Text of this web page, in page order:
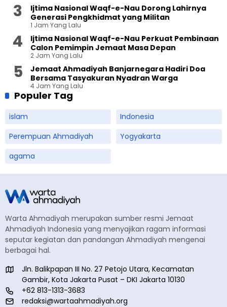
Ijtima Nasional Waqf-e-Nau Dorong Lahirnya
Generasi Pengkhidmat yang Militan
1 Jam Yang Lalu
Ijtima Nasional Waqf-e-Nau Perkuat Pembinaan
Calon Pemimpin Jemaat Masa Depan
2 Jam Yang Lalu
Jemaat Ahmadiyah Banjarnegara Hadiri Doa
Bersama Tasyakuran Nyadran Warga
4 Jam Yang Lalu
Populer Tag
islam
Indonesia
Perempuan Ahmadiyah
Yogyakarta
agama
Warta Ahmadiyah merupakan sumber resmi Jemaat
Ahmadiyah Indonesia yang menyajikan ragam informasi
seputar kegiatan dan pandangan Ahmadiyah mengenai
berbagai hal.
Jln. Balikpapan III No. 27 Petojo Utara, Kecamatan
Gambir, Kota Jakarta Pusat – DKI Jakarta 10130
+62 813-1313-3683
redaksi@wartaahmadiyah.org